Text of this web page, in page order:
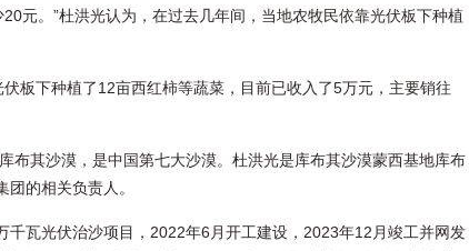
元。”杜洪光认为，在过去几年间，当地农牧民依靠光伏板下种植
板下种植了12亩西红柿等蔬菜，目前已收入了5万元，主要销往
布其沙漠，是中国第七大沙漠。杜洪光是库布其沙漠蒙西基地库布
的相关负责人。
千瓦光伏治沙项目，2022年6月开工建设，2023年12月竣工并网发